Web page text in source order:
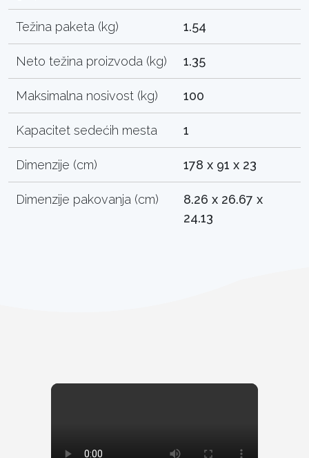
Težina paketa (kg) 1.54
Neto težina proizvoda (kg) 1.35
Maksimalna nosivost (kg) 100
Kapacitet sedećih mesta 1
Dimenzije (cm) 178 x 91 x 23
Dimenzije pakovanja (cm)
8.26 x 26.67 x
24.13